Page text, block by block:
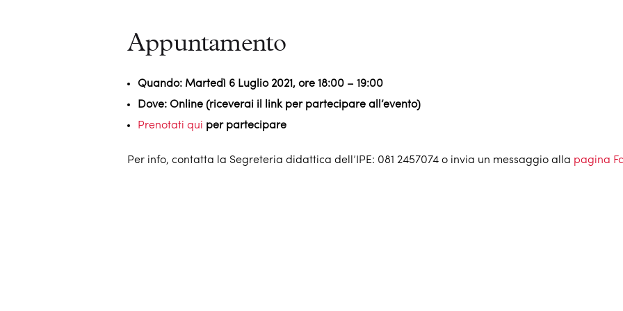
Appuntamento
Quando: Martedì 6 Luglio 2021, ore 18:00 – 19:00
Dove: Online (riceverai il link per partecipare all’evento)
Prenotati qui per partecipare
Per info, contatta la Segreteria didattica dell’IPE: 081 2457074 o invia un messaggio alla pagina